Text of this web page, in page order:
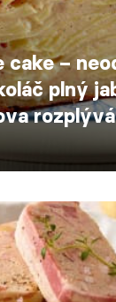
cake –
plný